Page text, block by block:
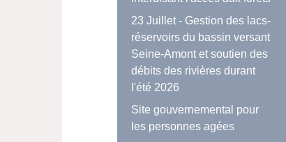
23 Juillet - Gestion des lacs-
réservoirs du bassin versant
Seine-Amont et soutien des
débits des rivières durant
l'été 2026
Site gouvernemental pour
les personnes agées